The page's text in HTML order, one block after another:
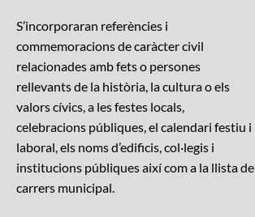
S’incorporaran referències i
commemoracions de caràcter civil
relacionades amb fets o persones
rellevants de la història, la cultura o els
valors cívics, a les festes locals,
celebracions públiques, el calendari festiu i
laboral, els noms d’edificis, col·legis i
institucions públiques així com a la llista de
carrers municipal.